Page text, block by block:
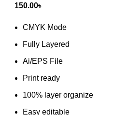
150.00৳
CMYK Mode
Fully Layered
Ai/EPS File
Print ready
100% layer organize
Easy editable